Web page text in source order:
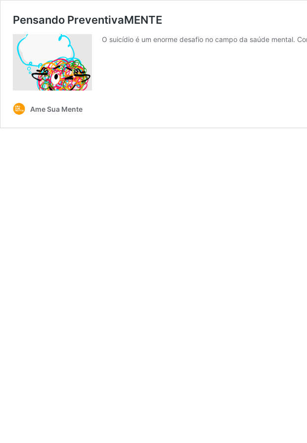
Pensando PreventivaMENTE
O suicídio é um enorme desafio no campo da saúde mental.
Ame Sua Mente